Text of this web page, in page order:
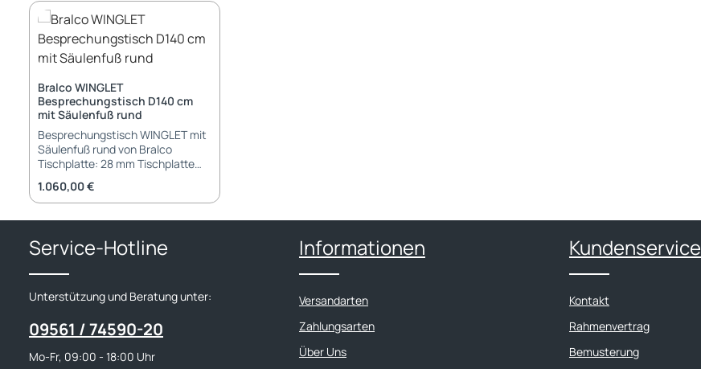
Produktgalerie überspringen
Bralco WINGLET
Besprechungstisch D140 cm
mit Säulenfuß rund
Besprechungstisch WINGLET mit
Säulenfuß rund von Bralco
Tischplatte: 28 mm Tischplatte
aus Melamin mit 2 mm ABS-Kante
Tischplatte rund 140 cm
Durchmesser Gestell:
Säulengestell aus Metall
mit Niveauregulierung
cm Tischbreite: 140 cm
Tischhöhe: 74 cm Garantie: 2
Jahre Garantie Lieferung und
Montage: Besprechungstisch
wird demontiert geliefert Aufbau-
Service gegen Aufpreis möglich
Regulärer Preis:
1.060,00 €
Service-Hotline
Unterstützung und Beratung unter:
09561 / 74590-20
Mo-Fr, 09:00 - 18:00 Uhr
Informationen
Versandarten
Zahlungsarten
Über Uns
Kundenservice
Kontakt
Rahmenvertrag
Bemusterung